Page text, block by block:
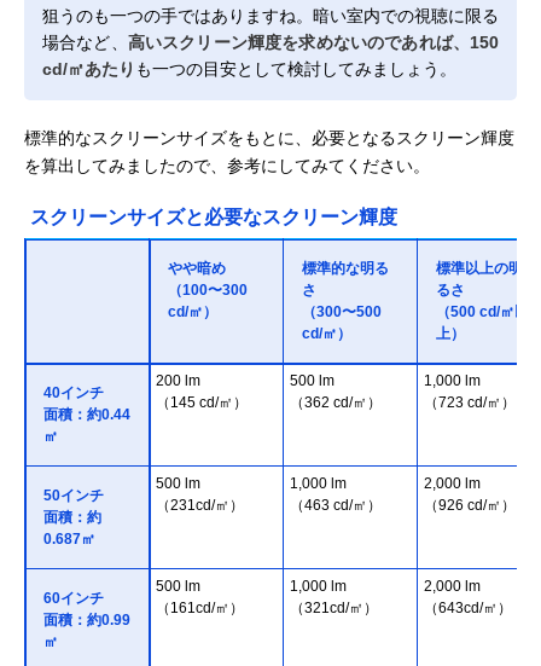
狙うのも一つの手ではありますね。暗い室内での視聴に限る
場合など、 高いスクリーン輝度を求めないのであれば、150
cd/㎡あたり も一つの目安として検討してみましょう。
標準的なスクリーンサイズをもとに、必要となるスクリーン輝度
を算出してみましたので、参考にしてみてください。
スクリーンサイズと必要なスクリーン輝度
やや暗め
（100〜300
cd/㎡）
標準的な明る
さ
（300〜500
cd/㎡）
標準以上の明
るさ
（500 cd/㎡以
上）
40インチ
面積：約0.44
㎡
200 lm
（145 cd/㎡）
500 lm
（362 cd/㎡）
1,000 lm
（723 cd/㎡）
50インチ
面積：約
0.687㎡
500 lm
（231cd/㎡）
1,000 lm
（463 cd/㎡）
2,000 lm
（926 cd/㎡）
60インチ
面積：約0.99
㎡
500 lm
（161cd/㎡）
1,000 lm
（321cd/㎡）
2,000 lm
（643cd/㎡）